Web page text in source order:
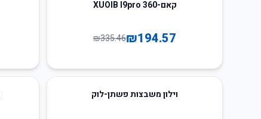
קאם-360 XUOIB I9pro
₪194.57
₪335.46
וילון משבצות פשתן-לוק